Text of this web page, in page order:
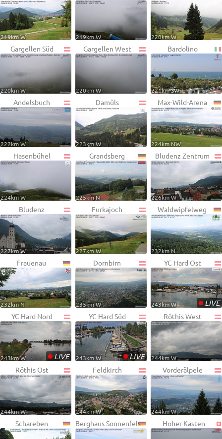
219km W 219km W 220km W
Gargellen Süd
220km W
Gargellen West
220km W
Bardolino
221km SW
Andelsbuch
222km W
Damüls
223km W
Max-Wild-Arena
224km NW
Hasenbühel
224km W
Grandsberg
225km N
Bludenz Zentrum
226km W
Bludenz
227km W
Furkajoch
227km W
Waldwipfelweg
232km N
Frauenau
232km N
Dornbirn
235km W
YC Hard Ost
•LIVE
243km W
YC Hard Nord
•LIVE
243km W
YC Hard Süd
•LIVE
243km W
Röthis West
244km W
Röthis Ost
244km W
Feldkirch
244km W
Vorderälpele
244km W
Schareben Berghaus Sonnenfels Hoher Kasten